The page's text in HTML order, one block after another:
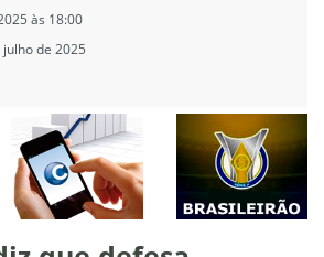
às 18:00
julho de 2025